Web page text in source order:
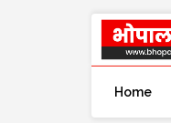
Home